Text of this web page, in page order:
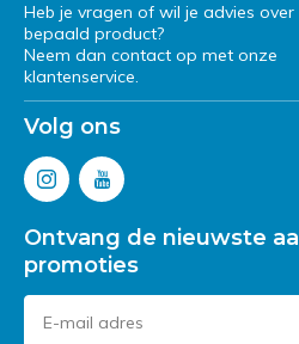
Heb je vragen of wil je advies over
bepaald product?
Neem dan contact op met onze
klantenservice.
Volg ons
Ontvang de nieuwste
promoties